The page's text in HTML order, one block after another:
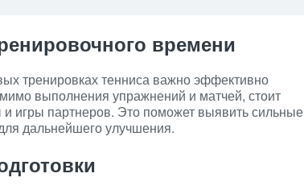
времени
тренировках тенниса важно эффективно
выполнения упражнений и матчей, стоит
игры партнеров. Это поможет выявить сильные
дальнейшего улучшения.